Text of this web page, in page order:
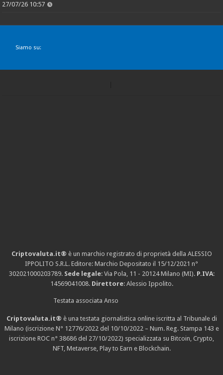
27/07/26 10:57
Siamo su:
Criptovaluta.it® è un marchio registrato di proprietà della ALESSIO
IPPOLITO S.R.L. Editore: Marchio Depositato il 15/12/2021 n°
302021000203789. Sede legale: Via Pola, 11 - 20124 Milano (MI). P.IVA:
14569041008. Direttore: Alessio Ippolito.
Testata associata Anso
Criptovaluta.it® è una testata giornalistica online iscritta al Tribunale di
Milano (iscrizione N° 12776/2022 del 10/10/2022 – Num. Reg. Stampa 143 e
iscrizione ROC n° 38686 del 27/10/2022) specializzata su Bitcoin, Crypto,
NFT, Metaverse, Play to Earn e Blockchain.